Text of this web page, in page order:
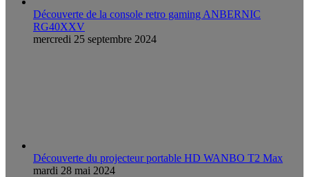
Découverte de la console retro gaming ANBERNIC
RG40XXV
mercredi 25 septembre 2024
Découverte du projecteur portable HD WANBO T2 Max
mardi 28 mai 2024